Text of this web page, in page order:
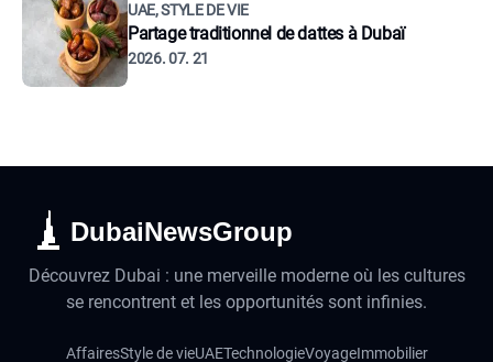
UAE, STYLE DE VIE
Partage traditionnel de dattes à Dubaï
2026. 07. 21
DubaiNewsGroup
Découvrez Dubai : une merveille moderne où les cultures
se rencontrent et les opportunités sont infinies.
AffairesStyle de vieUAETechnologieVoyageImmobilier